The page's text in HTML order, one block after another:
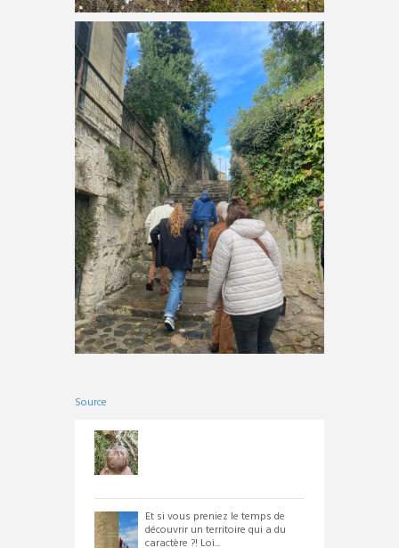
Source
Et si vous preniez le temps de
découvrir un territoire qui a du
caractère ?! Loi...